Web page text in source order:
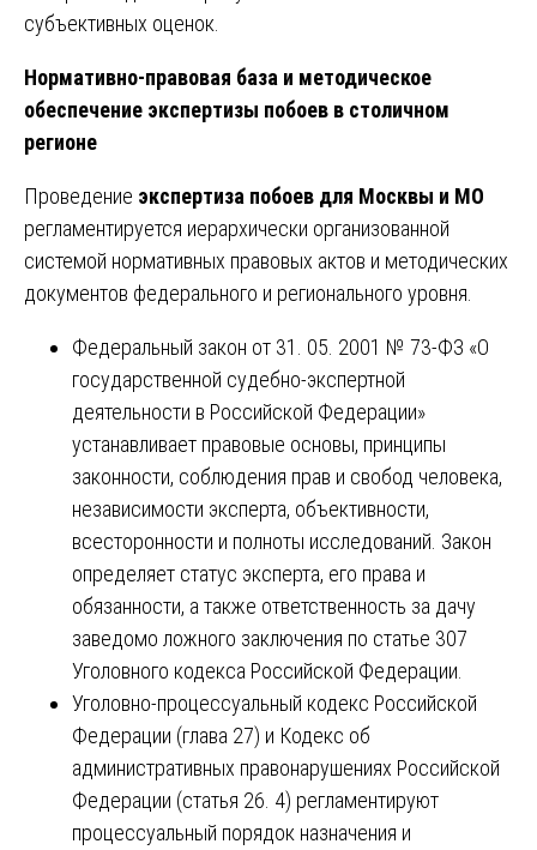
субъективных оценок.
Нормативно-правовая база и методическое
обеспечение экспертизы побоев в столичном
регионе
Проведение экспертиза побоев для Москвы и МО
регламентируется иерархически организованной
системой нормативных правовых актов и методических
документов федерального и регионального уровня.
Федеральный закон от 31. 05. 2001 № 73-ФЗ «О
государственной судебно-экспертной
деятельности в Российской Федерации»
устанавливает правовые основы, принципы
законности, соблюдения прав и свобод человека,
независимости эксперта, объективности,
всесторонности и полноты исследований. Закон
определяет статус эксперта, его права и
обязанности, а также ответственность за дачу
заведомо ложного заключения по статье 307
Уголовного кодекса Российской Федерации.
Уголовно-процессуальный кодекс Российской
Федерации (глава 27) и Кодекс об
административных правонарушениях Российской
Федерации (статья 26. 4) регламентируют
процессуальный порядок назначения и